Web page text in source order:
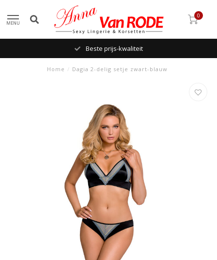
MENU
0
Beste prijs-kwaliteit
Home / Dagia 2-delig setje zwart-blauw